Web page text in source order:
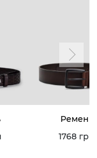
Ремень
1768 грн